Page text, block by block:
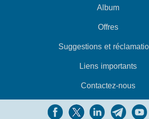
Album
Offres
Suggestions et
Liens importants
Contactez-nous